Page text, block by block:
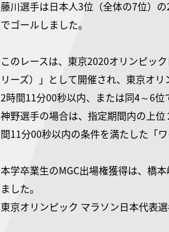
藤川選手は日本人3位（全体の7位）
でゴールしました。
このレースは、東京2020オリンピッ
リーズ）」として開催され、東京オ
2時間11分00秒以内、または同4～6位
神野選手の場合は、指定期間内の上
間11分00秒以内の条件を満たした「
本学卒業生のMGC出場権獲得は、橋
ました。
東京オリンピック マラソン日本代表